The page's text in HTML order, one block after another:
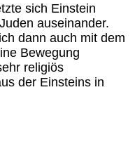
sich Einstein
auseinander.
dann auch mit dem
Bewegung
religiös
der Einsteins in